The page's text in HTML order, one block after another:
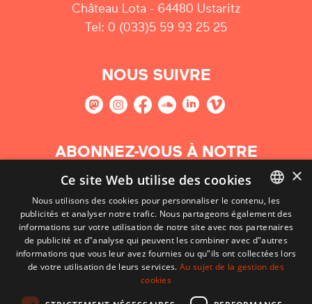
Château Lota - 64480 Ustaritz
Tel: 0 (033)5 59 93 25 25
NOUS SUIVRE
ABONNEZ-VOUS À NOTRE
NEWSLETTER
S'abonner
BASQUE
FRENCH
×
Ce site Web utilise des cookies
Nous utilisons des cookies pour personnaliser le contenu, les
publicités et analyser notre trafic. Nous partageons également des
informations sur votre utilisation de notre site avec nos partenaires
de publicité et d"analyse qui peuvent les combiner avec d"autres
informations que vous leur avez fournies ou qu"ils ont collectées lors
de votre utilisation de leurs services.Au sujet de la gestion des
cookies